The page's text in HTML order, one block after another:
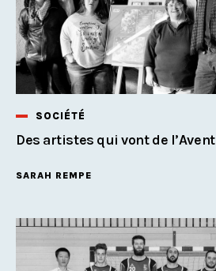
SOCIÉTÉ
Des artistes qui vont de l’Avent
SARAH REMPE